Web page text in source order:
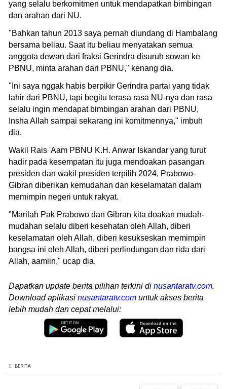
yang selalu berkomitmen untuk mendapatkan bimbingan
dan arahan dari NU.
"Bahkan tahun 2013 saya pernah diundang di Hambalang
bersama beliau. Saat itu beliau menyatakan semua
anggota dewan dari fraksi Gerindra disuruh sowan ke
PBNU, minta arahan dari PBNU," kenang dia.
"Ini saya nggak habis berpikir Gerindra partai yang tidak
lahir dari PBNU, tapi begitu terasa rasa NU-nya dan rasa
selalu ingin mendapat bimbingan arahan dari PBNU,
Insha Allah sampai sekarang ini komitmennya," imbuh
dia.
Wakil Rais 'Aam PBNU K.H. Anwar Iskandar yang turut
hadir pada kesempatan itu juga mendoakan pasangan
presiden dan wakil presiden terpilih 2024, Prabowo-
Gibran diberikan kemudahan dan keselamatan dalam
memimpin negeri untuk rakyat.
"Marilah Pak Prabowo dan Gibran kita doakan mudah-
mudahan selalu diberi kesehatan oleh Allah, diberi
keselamatan oleh Allah, diberi kesukseskan memimpin
bangsa ini oleh Allah, diberi perlindungan dan rida dari
Allah, aamiin," ucap dia.
Dapatkan update berita pilihan terkini di nusantaratv.com.
Download aplikasi nusantaratv.com untuk akses berita
lebih mudah dan cepat melalui:
BERITA